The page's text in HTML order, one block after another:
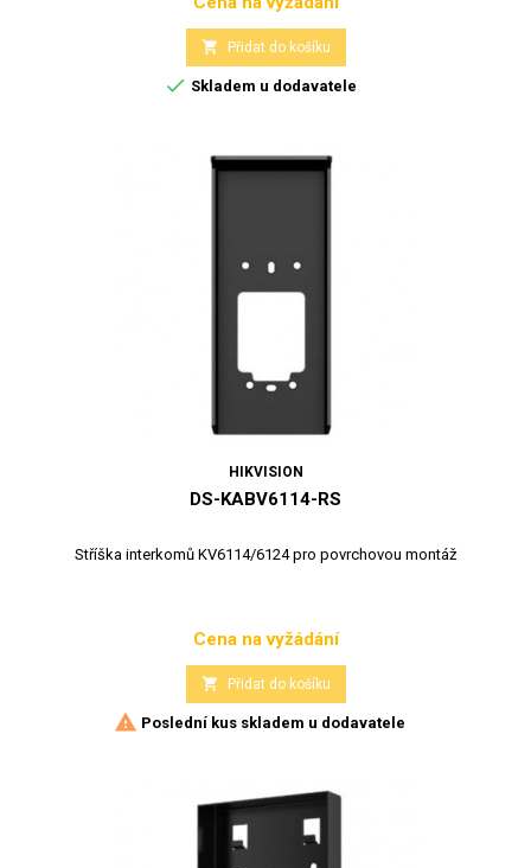
Cena
 Přidat do košíku
 Skladem u dodavatele
HIKVISION
DS-KABV6114-RS
Stříška interkomů KV6114/6124 pro povrchovou montáž
Cena
Cena na vyžádání
 Přidat do košíku
 Poslední kus skladem u dodavatele